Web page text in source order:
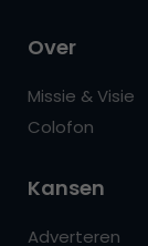
Over
Missie & Visie
Colofon
Kansen
Adverteren